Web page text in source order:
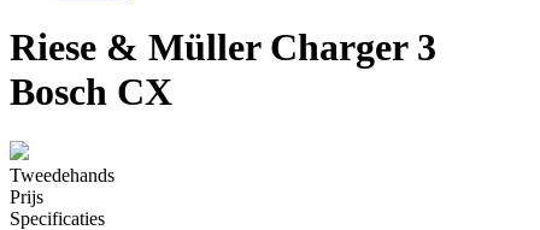
Riese & Müller Charger 3
Bosch CX
Tweedehands
Prijs
Specificaties